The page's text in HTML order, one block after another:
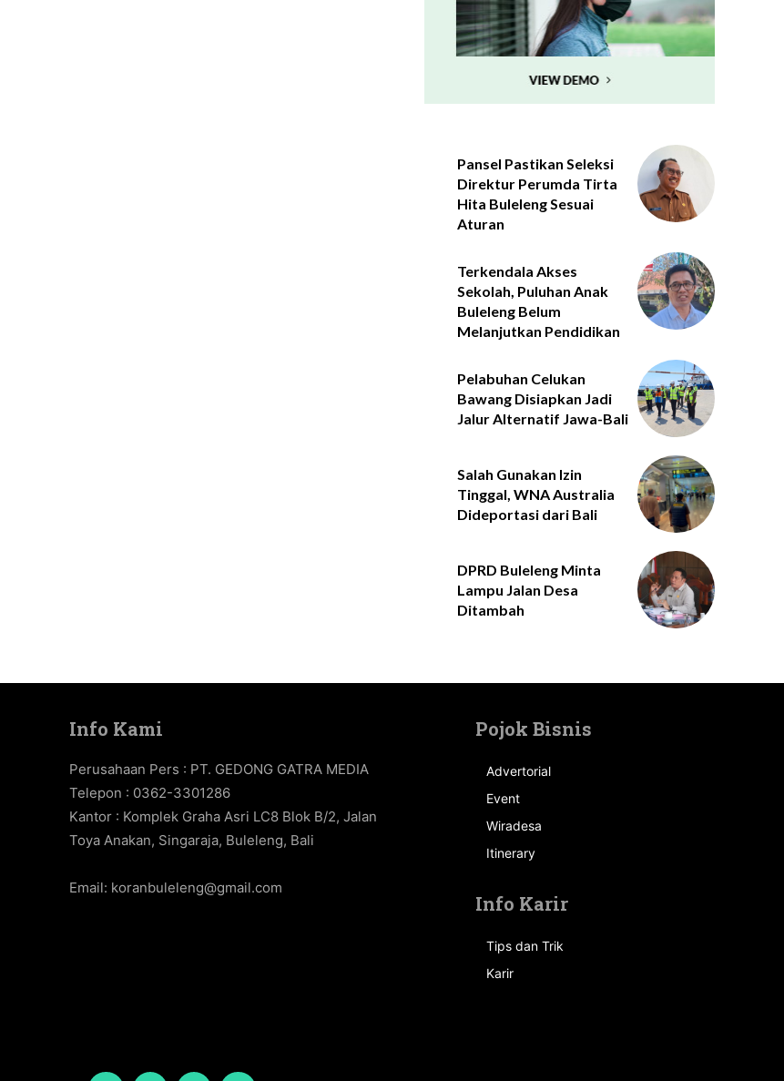
Pansel Pastikan Seleksi
Direktur Perumda Tirta
Hita Buleleng Sesuai
Aturan
Terkendala Akses
Sekolah, Puluhan Anak
Buleleng Belum
Melanjutkan Pendidikan
Pelabuhan Celukan
Bawang Disiapkan Jadi
Jalur Alternatif Jawa-Bali
Salah Gunakan Izin
Tinggal, WNA Australia
Dideportasi dari Bali
DPRD Buleleng Minta
Lampu Jalan Desa
Ditambah
Info Kami
Perusahaan Pers : PT. GEDONG GATRA MEDIA
Telepon : 0362-3301286
Kantor : Komplek Graha Asri LC8 Blok B/2, Jalan
Toya Anakan, Singaraja, Buleleng, Bali
Email: koranbuleleng@gmail.com
Pojok Bisnis
Advertorial
Event
Wiradesa
Itinerary
Info Karir
Tips dan Trik
Karir